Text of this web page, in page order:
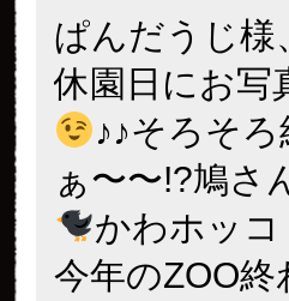
ぱんだうじ様
休園日にお写
♪♪そろそろ
ぁ〜〜!?鳩さ
かわホッ
今年のZOO